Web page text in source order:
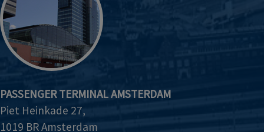
PASSENGER TERMINAL AMSTERDAM
Piet Heinkade 27,
1019 BR Amsterdam